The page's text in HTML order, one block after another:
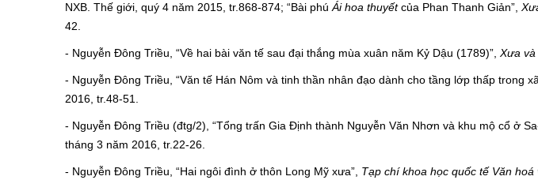
NXB. Thế giới, quý 4 năm 2015, tr.868-874; “Bài phú Ái hoa thuyếtcủa Phan Thanh Giản”,
42.
- Nguyễn Đông Triều, “Về hai bài văn tế sau đại thắng mùa xuân năm Kỷ Dậu (1789)”, Xưa và
- Nguyễn Đông Triều, “Văn tế Hán Nôm và tinh thần nhân đạo dành cho tầng lớp thấp trong xã
2016, tr.48-51.
- Nguyễn Đông Triều (đtg/2), “Tổng trấn Gia Định thành Nguyễn Văn Nhơn và khu mộ cổ ở
tháng 3 năm 2016, tr.22-26.
- Nguyễn Đông Triều, “Hai ngôi đình ở thôn Long Mỹ xưa”, Tạp chí khoa học quốc tế Văn hoá